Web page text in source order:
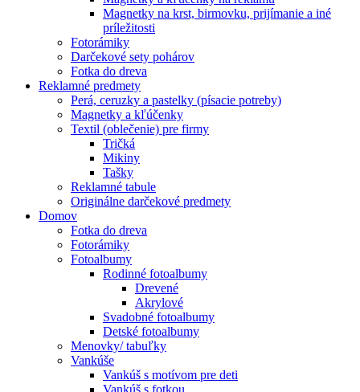
Magnetky na krst, birmovku, prijímanie a iné
príležitosti
Fotorámiky
Darčekové sety pohárov
Fotka do dreva
Reklamné predmety
Perá, ceruzky a pastelky (písacie potreby)
Magnetky a kľúčenky
Textil (oblečenie) pre firmy
Tričká
Mikiny
Tašky
Reklamné tabule
Originálne darčekové predmety
Domov
Fotka do dreva
Fotorámiky
Fotoalbumy
Rodinné fotoalbumy
Drevené
Akrylové
Svadobné fotoalbumy
Detské fotoalbumy
Menovky/ tabuľky
Vankúše
Vankúš s motívom pre deti
Vankúš s fotkou